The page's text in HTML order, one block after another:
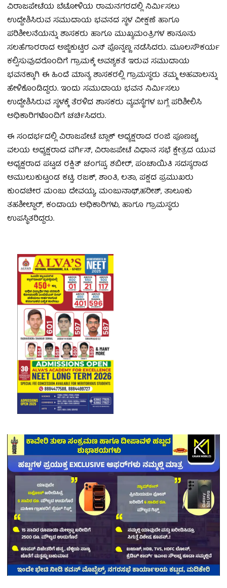
ವಿರಾಜಪೇಟೆಯ ಬೆಟೋಳಿಯ ರಾಮನಗರದಲ್ಲಿ ನಿರ್ಮಿಸಲು
ಉದ್ದೇಶಿಸಿರುವ ಸಮುದಾಯ ಭವನದ ಸ್ಥಳ ವೀಕ್ಷಣೆ ಹಾಗೂ
ಪರಿಶೀಲನೆಯನ್ನು ಶಾಸಕರು ಹಾಗೂ ಮುಖ್ಯಮಂತ್ರಿಗಳ ಕಾನೂನು
ಸಲಹೆಗಾರರಾದ ಅಜ್ಜಿಕುಟ್ಟಿರ ಎಸ್ ಪೊನ್ನಣ್ಣ ನಡೆಸಿದರು. ಮೂಲಸೌಕರ್ಯ
ಕಲ್ಪಿಸುವುದರೊಂದಿಗೆ ಗ್ರಾಮಕ್ಕೆ ಅವಶ್ಯಕತೆ ಇರುವ ಸಮುದಾಯ
ಭವನಕ್ಕಾಗಿ ಈ ಹಿಂದೆ ಮಾನ್ಯ ಶಾಸಕರಲ್ಲಿ ಗ್ರಾಮಸ್ಥರು ತಮ್ಮ ಅಹವಾಲನ್ನು
ಹೇಳಿಕೊಂಡಿದ್ದರು. ಇಂದು ಸಮುದಾಯ ಭವನ ನಿರ್ಮಿಸಲು
ಉದ್ದೇಶಿಸಿರುವ ಸ್ಥಳಕ್ಕೆ ತೆರಳಿದ ಶಾಸಕರು ವ್ಯವಸ್ಥೆಗಳ ಬಗ್ಗೆ ಪರಿಶೀಲಿಸಿ
ಅಧಿಕಾರಿಗಳೊಂದಿಗೆ ಚರ್ಚಿಸಿದರು.
ಈ ಸಂದರ್ಭದಲ್ಲಿ ವಿರಾಜಪೇಟೆ ಬ್ಲಾಕ್ ಅಧ್ಯಕ್ಷರಾದ ರಂಜಿ ಪೂಣಚ್ಚ,
ವಲಯ ಅಧ್ಯಕ್ಷರಾದ ವರ್ಗಿಸ್, ವಿರಾಜಪೇಟೆ ವಿಧಾನ ಸಭೆ ಕ್ಷೇತ್ರದ ಯುವ
ಅಧ್ಯಕ್ಷರಾದ ಪಟ್ಟಡ ರಕ್ಷಿತ್ ಚಂಗಪ್ಪ, ಶಬೀರ್, ಪಂಚಾಯಿತಿ ಸದಸ್ಯರಾದ
ಅಮುಲುಕುಟ್ಟಂಡ ಕಟ್ಟಿ, ರಜಕ್, ಶಾಂತಿ, ಲತಾ, ಪಕ್ಷದ ಪ್ರಮುಖರು
ಕುಂದಚೀರ ಮಂಜು ದೇವಯ್ಯ, ಮಂಜುನಾಥ್,ಹರೀಶ್, ತಾಲೂಕು
ತಹಶೀಲ್ದಾರ್, ಕಂದಾಯ ಅಧಿಕಾರಿಗಳು, ಹಾಗೂ ಗ್ರಾಮಸ್ಥರು
ಉಪಸ್ಥಿತರಿದ್ದರು.